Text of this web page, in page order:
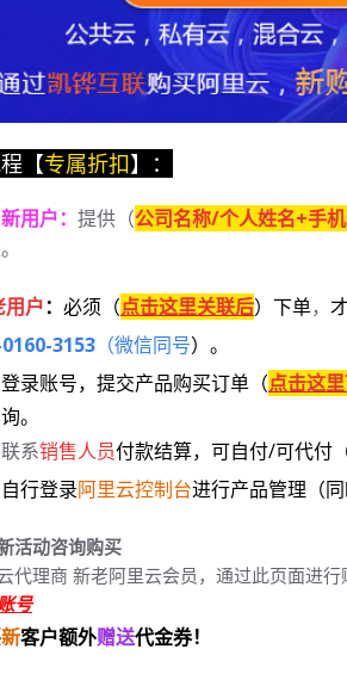
【专属折扣】：
新用户： 提供（公司名称/个人姓名+手
户： 必须 （点击这里关联后） 下单，
3153 （微信同号） 。
录账号，提交产品购买订单（点击这
。
联系销售人员付款结算，可自付/可代付
行登录阿里云控制台进行产品管理（
活动咨询购买
代理商 新老阿里云会员，通过此页面进
号
新客户额外赠送代金券！